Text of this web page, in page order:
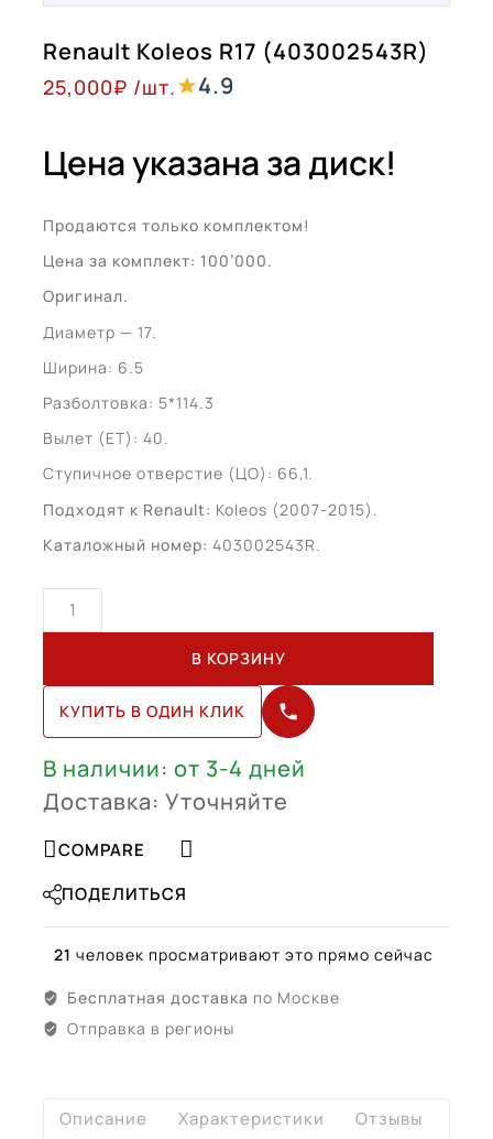
Renault Koleos R17 (403002543R)
25,000₽ /шт. 4.9
Цена указана за диск!
Продаются только комплектом!
Цена за комплект: 100’000.
Оригинал.
Диаметр — 17.
Ширина: 6.5
Разболтовка: 5*114.3
Вылет (ЕТ): 40.
Ступичное отверстие (ЦО): 66,1.
Подходят к Renault: Koleos (2007-2015).
Каталожный номер: 403002543R.
Количество
товара
R17
(403002543R)
В КОРЗИНУ
КУПИТЬ В ОДИН КЛИК
В наличии: от 3-4 дней
Доставка: Уточняйте
COMPARE
ПОДЕЛИТЬСЯ
21 человек просматривают это прямо сейчас
Бесплатная доставка по Москве
Отправка в регионы
Описание Характеристики Отзывы